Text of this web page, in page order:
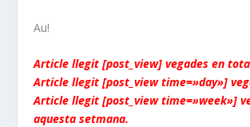
Au!
Article llegit [post_view] vegades en
Article llegit [post_view time=»day»]
Article llegit [post_view time=»week»]
aquesta setmana.